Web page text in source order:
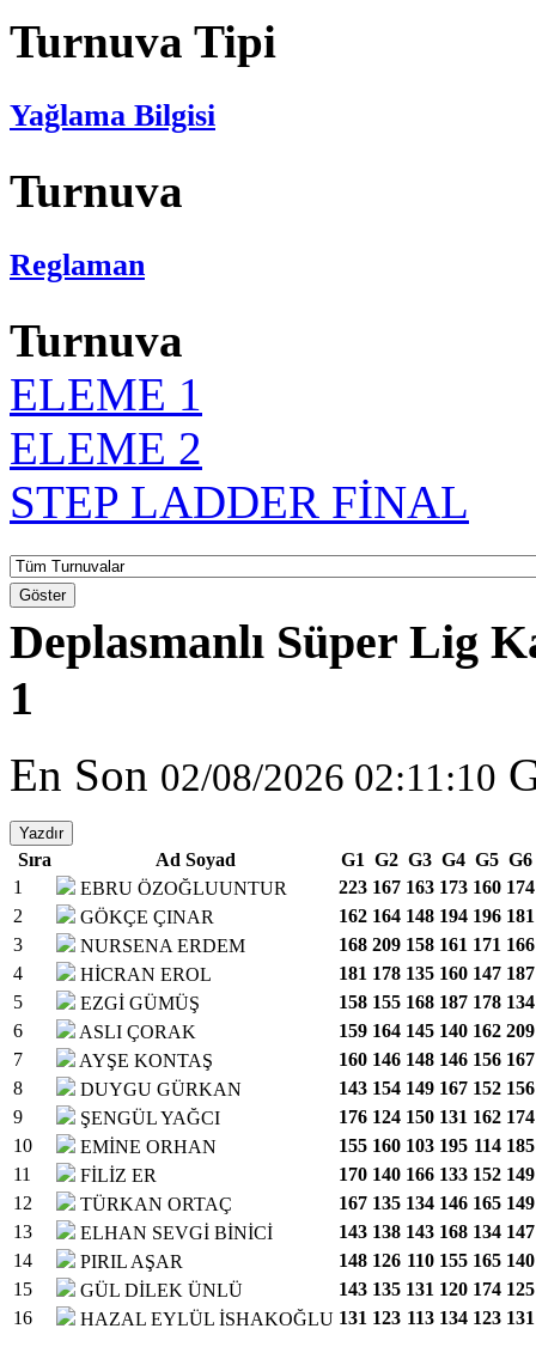
Turnuva Tipi
Yağlama Bilgisi
Turnuva
Reglaman
Turnuva
ELEME 1
ELEME 2
STEP LADDER FİNAL
Göster
Deplasmanlı Süper Lig
1
En Son 02/08/2026 02:11:10
Yazdır
Sıra Ad Soyad G1 G2 G3 G4 G5 G6
1
EBRU ÖZOĞLUUNTUR 223 167 163 173 160 174
2
GÖKÇE ÇINAR 162 164 148 194 196 181
3
NURSENA ERDEM 168 209 158 161 171 166
4
HİCRAN EROL 181 178 135 160 147 187
5
EZGİ GÜMÜŞ 158 155 168 187 178 134
6
ASLI ÇORAK 159 164 145 140 162 209
7
AYŞE KONTAŞ 160 146 148 146 156 167
8
DUYGU GÜRKAN 143 154 149 167 152 156
9
ŞENGÜL YAĞCI 176 124 150 131 162 174
10
EMİNE ORHAN 155 160 103 195 114 185
11
FİLİZ ER 170 140 166 133 152 149
12
TÜRKAN ORTAÇ 167 135 134 146 165 149
13
ELHAN SEVGİ BİNİCİ 143 138 143 168 134 147
14
PIRIL AŞAR 148 126 110 155 165 140
15
GÜL DİLEK ÜNLÜ 143 135 131 120 174 125
16
HAZAL EYLÜL İSHAKOĞLU 131 123 113 134 123 131